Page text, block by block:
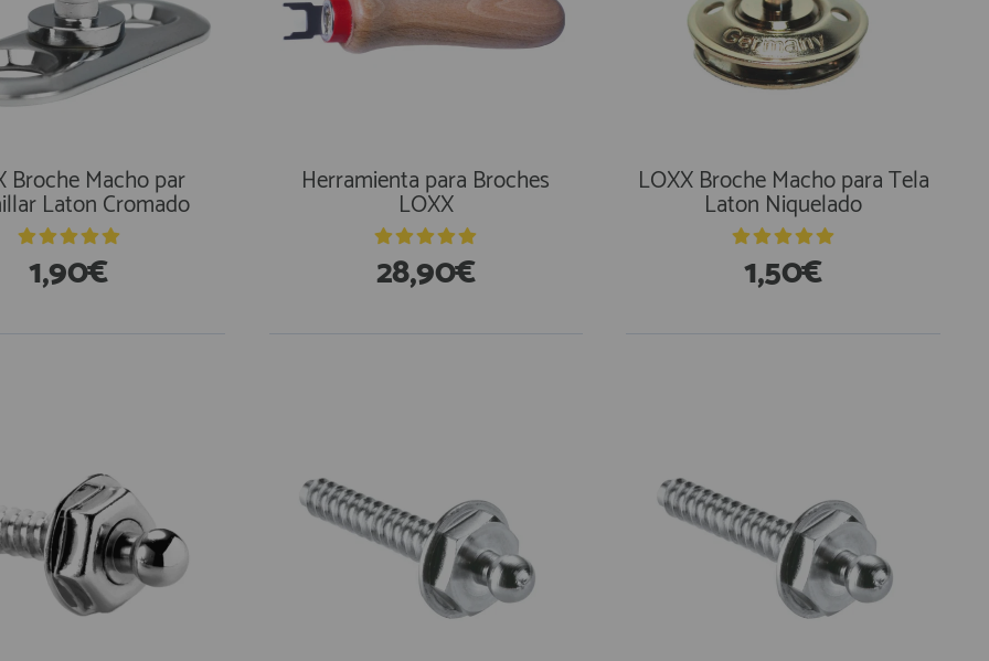
Broche Macho par
Laton Cromado
1,90€
Herramienta para Broches
LOXX
28,90€
LOXX Broche Macho para Tela
Laton Niquelado
1,50€